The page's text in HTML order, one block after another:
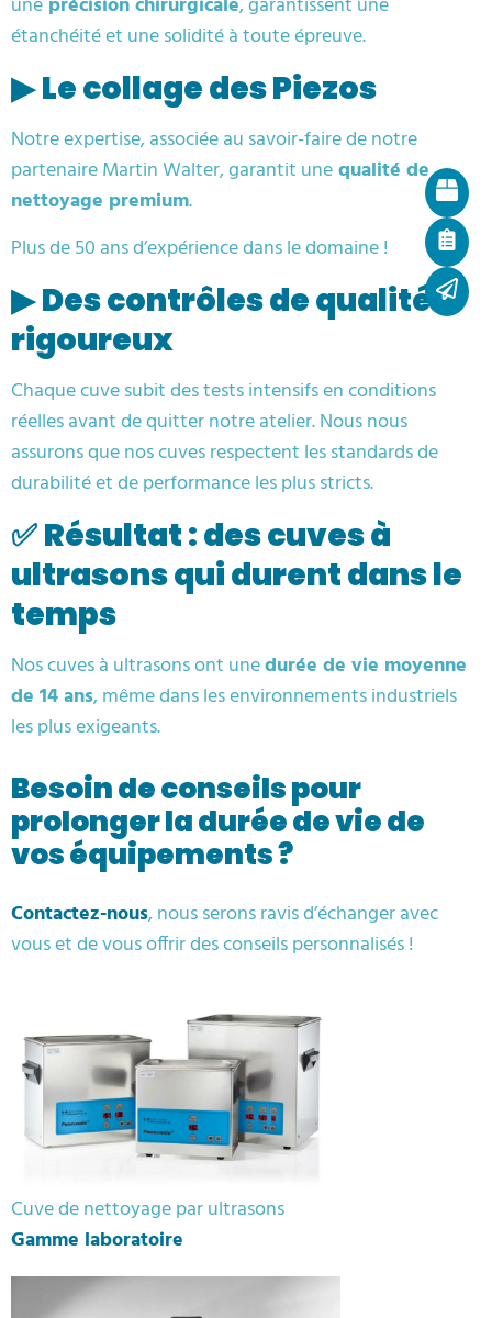
étanchéité et une solidité à toute épreuve.
▶Le collagedes Piezos
Notre expertise, associée au savoir-faire de notre
partenaire Martin Walter, garantit unequalité de
nettoyage premium.
Plus de 50 ans d’expérience dans le domaine !
▶Des contrôles de qualité
rigoureux
Chaque cuve subit des tests intensifs en conditions
réelles avant de quitter notre atelier. Nous nous
assurons que nos cuves respectent les standards de
durabilité et de performance les plus stricts.
✅Résultat : des cuves à
ultrasons qui durent dans le
temps
Nos cuves à ultrasons ont unedurée de vie moyenne
de 14 ans, même dans les environnements industriels
les plus exigeants.
Besoin de conseils pour
prolonger la durée de vie de
vos équipements ?
Contactez-nous, nous serons ravis d’échanger avec
vous et de vous offrir des conseils personnalisés !
Cuve de nettoyage par ultrasons
Gamme laboratoire